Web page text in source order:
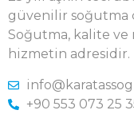
güvenilir soğutma
Soğutma, kalite
hizmetin adresidir.
+90 553 073 25